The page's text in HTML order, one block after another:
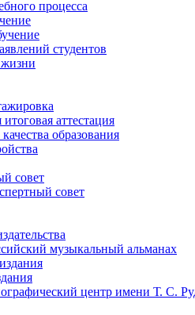
процесса
студентов
аттестация
образования
совет
совет
музыкальный альманах
центр имени Т. С.